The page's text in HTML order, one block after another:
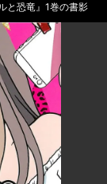
と恐竜』1巻の書影